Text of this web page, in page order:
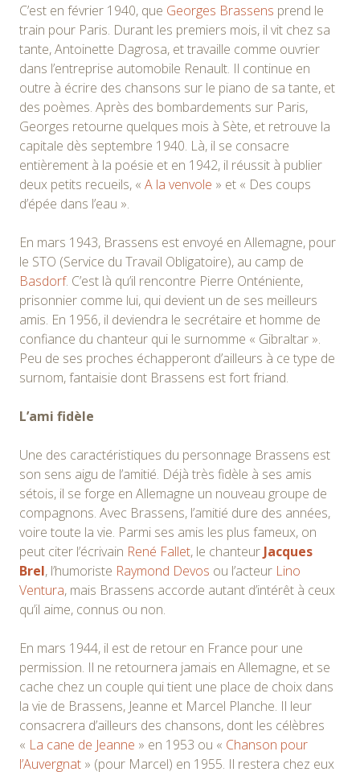
C’est en février 1940, que Georges Brassens prend le
train pour Paris. Durant les premiers mois, il vit chez sa
tante, Antoinette Dagrosa, et travaille comme ouvrier
dans l’entreprise automobile Renault. Il continue en
outre à écrire des chansons sur le piano de sa tante, et
des poèmes. Après des bombardements sur Paris,
Georges retourne quelques mois à Sète, et retrouve la
capitale dès septembre 1940. Là, il se consacre
entièrement à la poésie et en 1942, il réussit à publier
deux petits recueils, « A la venvole » et « Des coups
d’épée dans l’eau ».
En mars 1943, Brassens est envoyé en Allemagne, pour
le STO (Service du Travail Obligatoire), au camp de
Basdorf. C’est là qu’il rencontre Pierre Onténiente,
prisonnier comme lui, qui devient un de ses meilleurs
amis. En 1956, il deviendra le secrétaire et homme de
confiance du chanteur qui le surnomme « Gibraltar ».
Peu de ses proches échapperont d’ailleurs à ce type de
surnom, fantaisie dont Brassens est fort friand.
L’ami fidèle
Une des caractéristiques du personnage Brassens est
son sens aigu de l’amitié. Déjà très fidèle à ses amis
sétois, il se forge en Allemagne un nouveau groupe de
compagnons. Avec Brassens, l’amitié dure des années,
voire toute la vie. Parmi ses amis les plus fameux, on
peut citer l’écrivain René Fallet, le chanteur Jacques
Brel, l’humoriste Raymond Devos ou l’acteur Lino
Ventura, mais Brassens accorde autant d’intérêt à ceux
qu’il aime, connus ou non.
En mars 1944, il est de retour en France pour une
permission. Il ne retournera jamais en Allemagne, et se
cache chez un couple qui tient une place de choix dans
la vie de Brassens, Jeanne et Marcel Planche. Il leur
consacrera d’ailleurs des chansons, dont les célèbres
« La cane de Jeanne » en 1953 ou « Chanson pour
l’Auvergnat » (pour Marcel) en 1955. Il restera chez eux